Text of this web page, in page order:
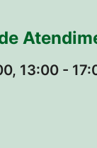
13:00 -